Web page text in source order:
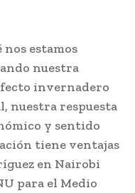
estamos
nuestra
invernadero
nuestra respuesta
y sentido
tiene ventajas
en Nairobi
para el Medio